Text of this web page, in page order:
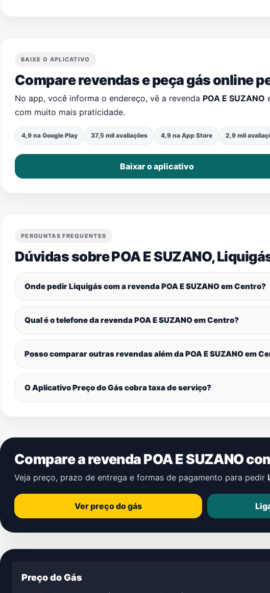
BAIXE O APLICATIVO
Compare revendas e peça gás online
No app, você informa o endereço, vê a revenda POA E SUZANO
com muito mais praticidade.
4,9 na Google Play 37,5 mil avaliações 4,9 na App Store 2,9 mil
Baixar o aplicativo
PERGUNTAS FREQUENTES
Dúvidas sobre POA E SUZANO,
Onde pedir Liquigás com a revenda POA E SUZANO emCentro?
Qual é o telefone da revenda POA E SUZANO emCentro?
Posso comparar outras revendas além da POA E SUZANO em
O Aplicativo Preço do Gás cobra taxa de serviço?
Compare a revenda POA E SUZANO
Veja preço, prazo de entrega e formas de pagamento para pedir
Ver preço do gás
Preço do Gás